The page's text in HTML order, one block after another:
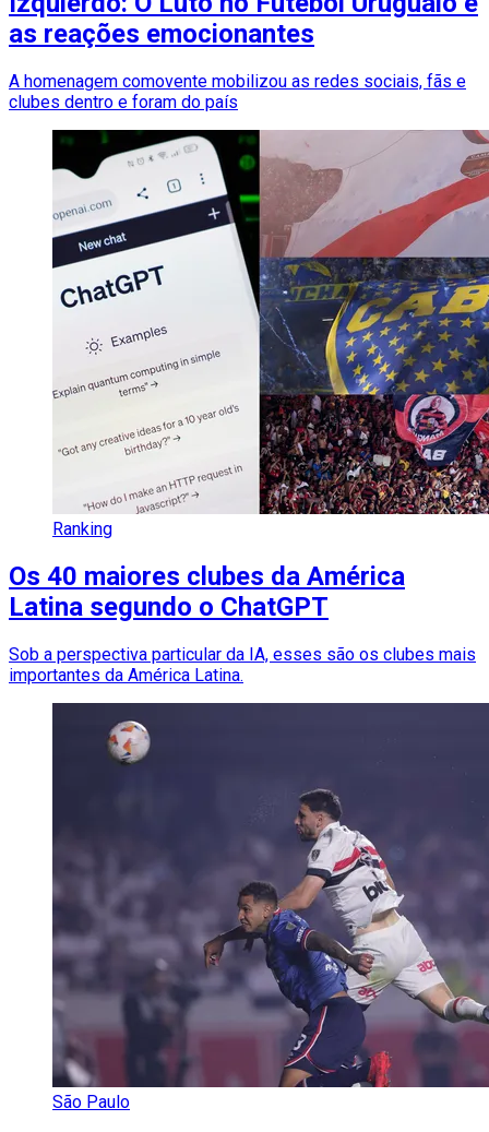
as reações emocionantes
A homenagem comovente mobilizou as redes sociais, fãs e
clubes dentro e foram do país
Ranking
Os 40 maiores clubes da América
Latina segundo o ChatGPT
Sob a perspectiva particular da IA, esses são os clubes mais
importantes da América Latina.
São Paulo